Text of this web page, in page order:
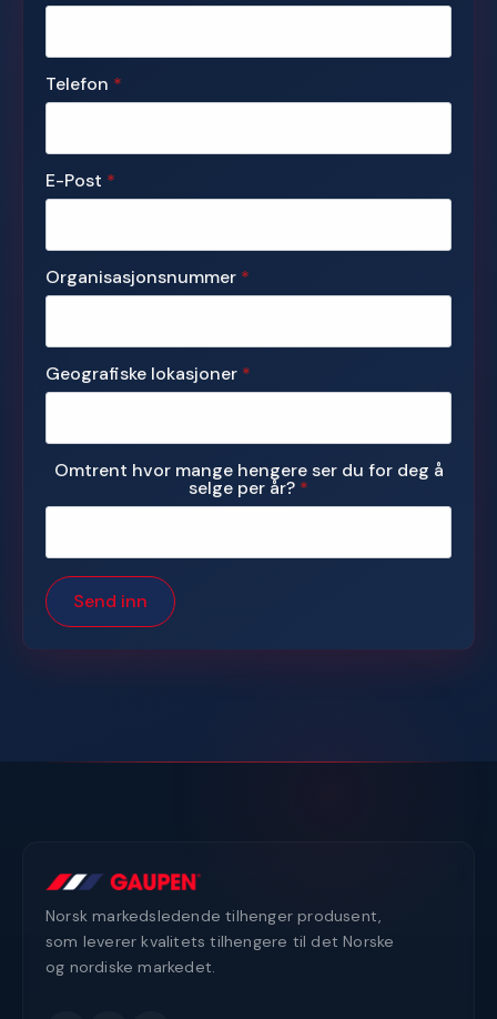
Telefon *
E-Post *
Organisasjonsnummer *
Geografiske lokasjoner *
Omtrent hvor mange hengere ser du for deg å
selge per år? *
Send inn
Norsk markedsledende tilhenger produsent,
som leverer kvalitets tilhengere til det Norske
og nordiske markedet.